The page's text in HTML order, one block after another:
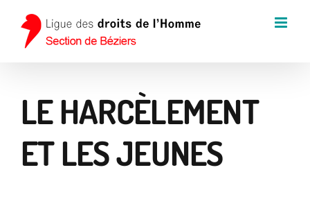
contenu
LE HARCÈLEMENT
ET LES JEUNES